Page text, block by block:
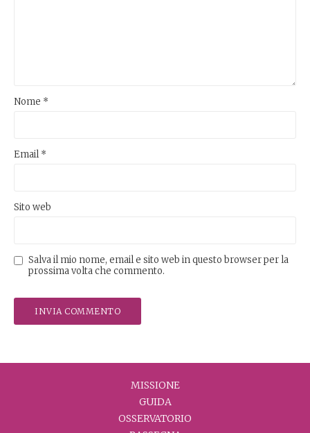
Nome *
Email*
Sito web
Salva il mio nome, email e sito web in questo browser per la
prossima volta che commento.
MISSIONE
GUIDA
OSSERVATORIO